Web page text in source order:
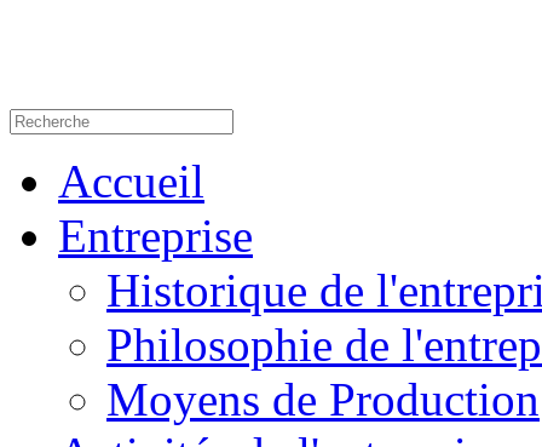
Accueil
Entreprise
Historique de
Philosophie de
Moyens de Production